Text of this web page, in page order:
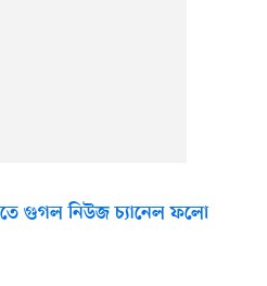
গুগল নিউজ চ্যানেল ফলো